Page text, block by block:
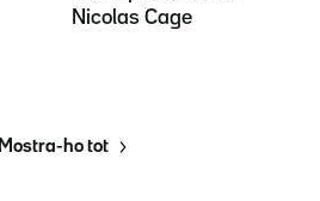
Nicolas Cage
Mostra-ho tot